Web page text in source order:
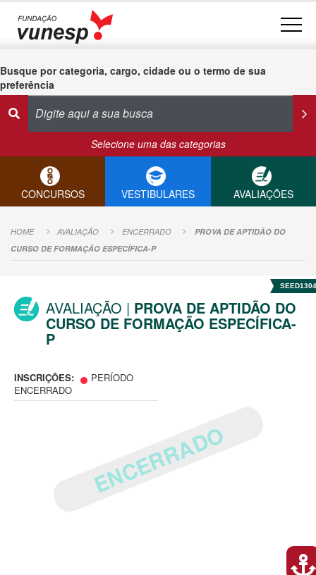
Busque por categoria, cargo, cidade ou o termo de sua
preferência
Selecione uma das categorias
CONCURSOS VESTIBULARES AVALIAÇÕES
HOME AVALIAÇÃO ENCERRADO
PROVA DE APTIDÃO DO
CURSO DE FORMAÇÃO ESPECÍFICA-P
SEED1304
AVALIAÇÃO | PROVA DE APTIDÃO DO
CURSO DE FORMAÇÃO ESPECÍFICA-
P
INSCRIÇÕES:
PERÍODO
ENCERRADO
ENCERRADO